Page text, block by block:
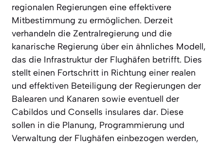
regionalen Regierungen eine effektivere
Mitbestimmung zu ermöglichen. Derzeit
verhandeln die Zentralregierung und die
kanarische Regierung über ein ähnliches Modell,
das die Infrastruktur der Flughäfen betrifft. Dies
stellt einen Fortschritt in Richtung einer realen
und effektiven Beteiligung der Regierungen der
Balearen und Kanaren sowie eventuell der
Cabildos und Consells insulares dar. Diese
sollen in die Planung, Programmierung und
Verwaltung der Flughäfen einbezogen werden,